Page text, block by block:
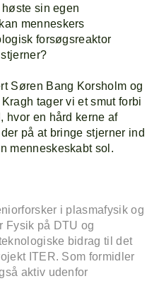
sin egen
menneskers
forsøgsreaktor
Søren Bang Korsholm og
tager vi et smut forbi
hvor en hård kerne af
på at bringe stjerner ind
menneskeskabt sol.
i plasmafysik og
Fysik på DTU og
bidrag til det
ITER. Som formidler
aktiv udenfor